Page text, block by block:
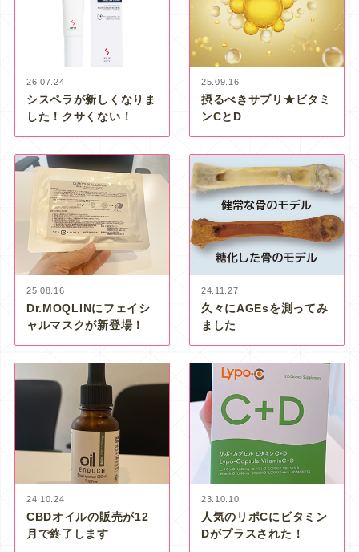
26.07.24
シスペラが新しくなりま
した！クサくない！
25.09.16
摂るべきサプリ★ビタミ
ンCとD
25.08.16
Dr.MOQLINにフェイシ
ャルマスクが新登場！
24.11.27
久々にAGEsを測ってみ
ました
24.10.24
CBDオイルの販売が12
月で終了します
23.10.10
人気のリポCにビタミン
Dがプラスされた！